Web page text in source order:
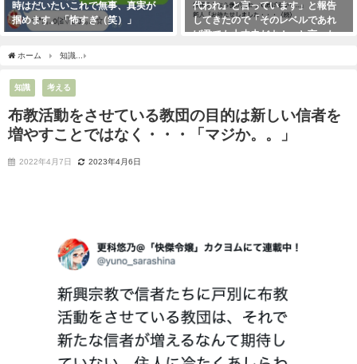
時はだいたいこれで無事、真実が
掴めます。「怖すぎ（笑）」
代われ』と言っています」と報告
してきたので「そのレベルであれ
ば君でも大丈夫だよ！」と言った
ホーム 知識
知識 考える
布教活動をさせている教団の目的は新しい信者を
増やすことではなく・・・「マジか。。」
2022年4月7日 2023年4月6日